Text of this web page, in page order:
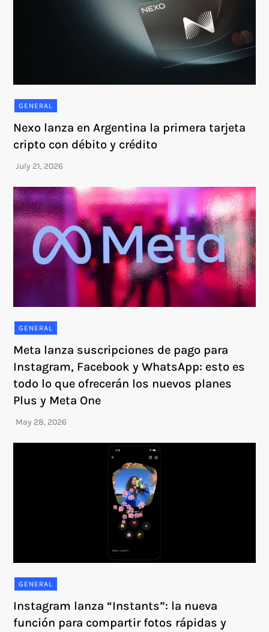
GENERAL
Nexo lanza en Argentina la primera tarjeta
cripto con débito y crédito
GENERAL
Meta lanza suscripciones de pago para
Instagram, Facebook y WhatsApp: esto es
todo lo que ofrecerán los nuevos planes
Plus y Meta One
GENERAL
Instagram lanza “Instants”: la nueva
función para compartir fotos rápidas y